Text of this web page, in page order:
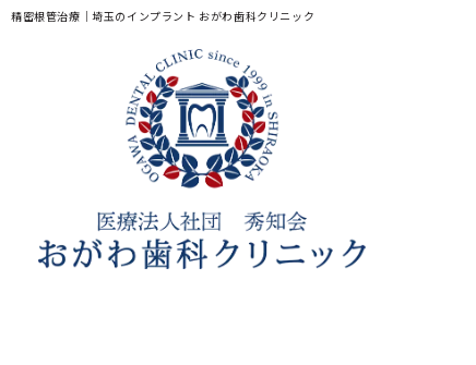
精密根管治療｜埼玉のインプラント おがわ歯科クリニック
CLINIC CONTENTS
はじめての方へ